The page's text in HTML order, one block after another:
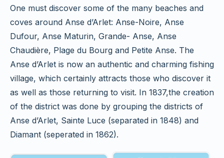
One must discover some of the many beaches and
coves around Anse d’Arlet: Anse-Noire, Anse
Dufour, Anse Maturin, Grande- Anse, Anse
Chaudière, Plage du Bourg and Petite Anse. The
Anse d’Arlet is now an authentic and charming fishing
village, which certainly attracts those who discover it
as well as those returning to visit. In 1837,the creation
of the district was done by grouping the districts of
Anse d’Arlet, Sainte Luce (separated in 1848) and
Diamant (seperated in 1862).